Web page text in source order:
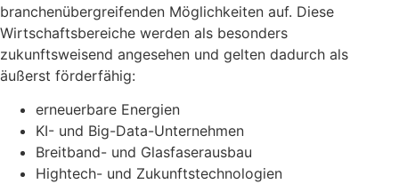
branchenübergreifenden Möglichkeiten auf. Diese
Wirtschaftsbereiche werden als besonders
zukunftsweisend angesehen und gelten dadurch als
äußerst förderfähig:
erneuerbare Energien
KI- und Big-Data-Unternehmen
Breitband- und Glasfaserausbau
Hightech- und Zukunftstechnologien